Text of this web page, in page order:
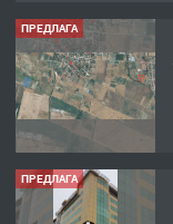
ПРЕДЛАГА
ПРЕДЛАГА